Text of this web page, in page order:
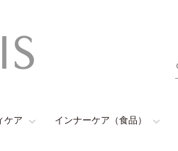
ケア インナーケア（食品）